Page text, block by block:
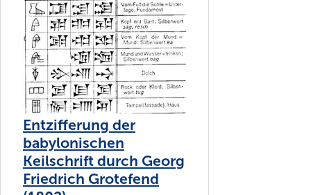
Entzifferung der
babylonischen
Keilschrift durch Georg
Friedrich Grotefend